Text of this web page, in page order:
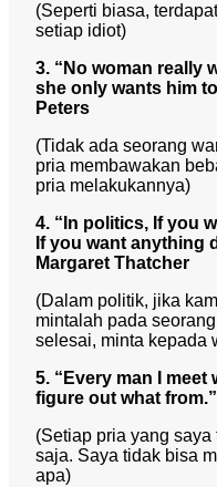
(Seperti biasa,
setiap idiot)
3. “No woman really
she only wants him
Peters
(Tidak ada seorang
pria membawakan
pria melakukannya)
4. “In politics, If you
If you want anything
Margaret Thatcher
(Dalam politik, jika
mintalah pada
selesai, minta kepada
5. “Every man I meet
figure out what
(Setiap pria yang
saja. Saya tidak bisa
apa)